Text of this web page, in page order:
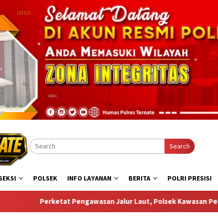
Search
POLSEK INFO LAYANAN BERITA POLRI PRESISI
Laut, Polsek Kawasan Pelabuhan Ahmad Yani Temukan Miras